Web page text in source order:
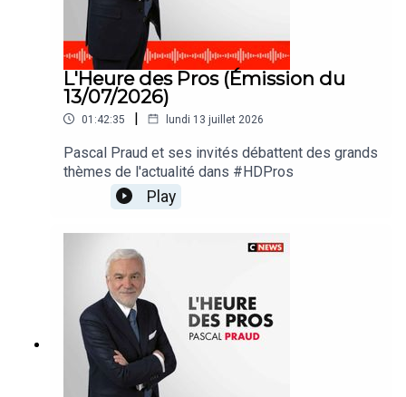
L'Heure des Pros (Émission du
13/07/2026)
01:42:35 | lundi 13 juillet 2026
Pascal Praud et ses invités débattent des grands
thèmes de l'actualité dans #HDPros
Play